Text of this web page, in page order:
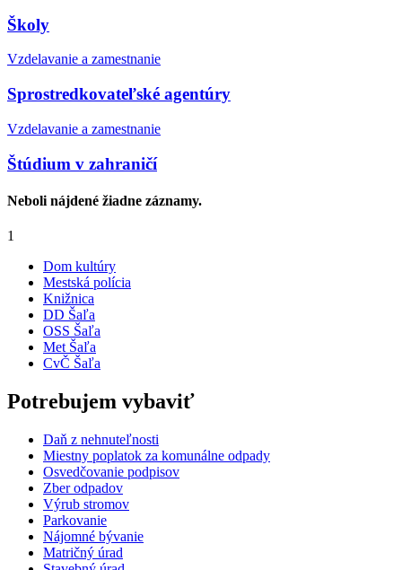
Školy
Vzdelavanie a zamestnanie
Sprostredkovateľské agentúry
Vzdelavanie a zamestnanie
Štúdium v zahraničí
Neboli nájdené žiadne záznamy.
1
Dom kultúry
Mestská polícia
Knižnica
DD Šaľa
OSS Šaľa
Met Šaľa
CvČ Šaľa
Potrebujem vybaviť
Daň z nehnuteľnosti
Miestny poplatok za komunálne odpady
Osvedčovanie podpisov
Zber odpadov
Výrub stromov
Parkovanie
Nájomné bývanie
Matričný úrad